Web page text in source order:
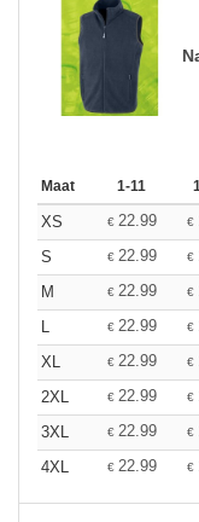
Maat 1-11
XS € 22.99 €
S
€ 22.99 €
M
€ 22.99 €
L
€ 22.99 €
XL
€ 22.99 €
2XL
€ 22.99 €
3XL
€ 22.99 €
4XL
€ 22.99 €